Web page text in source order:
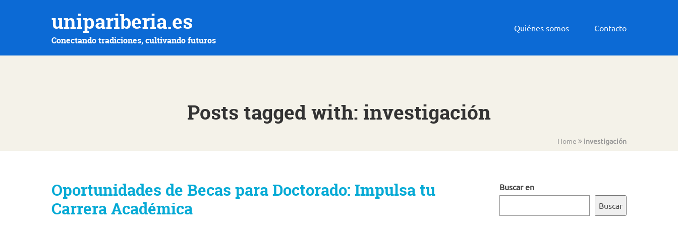
unipariberia.es
Conectando tradiciones, cultivando futuros
Quiénes somos Contacto
Posts tagged with: investigación
Home investigación
Oportunidades de Becas para Doctorado: Impulsa tu
Carrera Académica
Buscar en
Buscar